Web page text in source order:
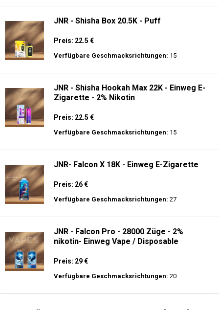
JNR - Shisha Box 20.5K - Puff
Preis: 22.5 €
Verfügbare Geschmacksrichtungen: 15
JNR - Shisha Hookah Max 22K - Einweg E-
Zigarette - 2% Nikotin
Preis: 22.5 €
Verfügbare Geschmacksrichtungen: 15
JNR- Falcon X 18K - Einweg E-Zigarette
Preis: 26 €
Verfügbare Geschmacksrichtungen: 27
JNR - Falcon Pro - 28000 Züge - 2%
nikotin- Einweg Vape / Disposable
Preis: 29 €
Verfügbare Geschmacksrichtungen: 20